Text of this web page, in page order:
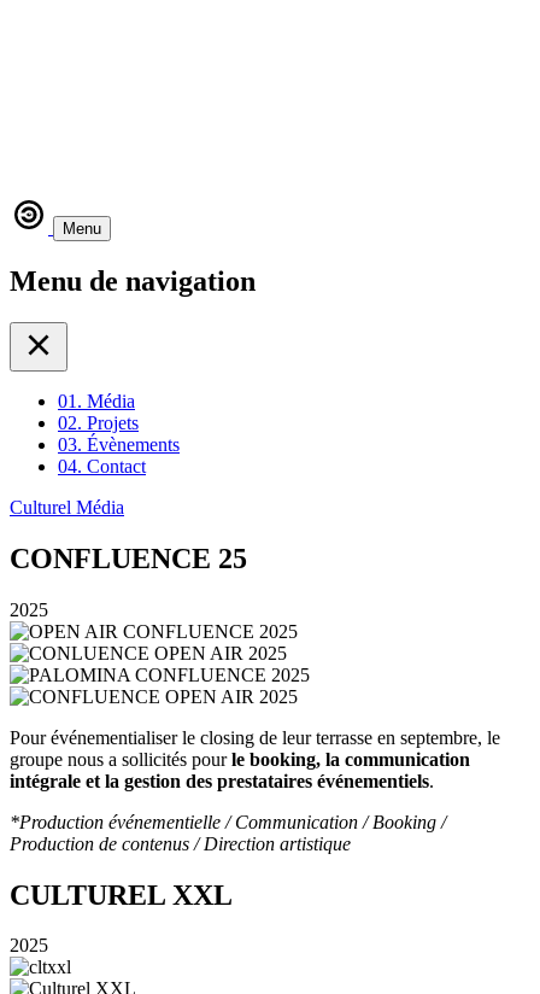
Menu
Menu de navigation
01. Média
02. Projets
03. Évènements
04. Contact
Culturel Média
CONFLUENCE 25
2025
Pour événementialiser le closing de leur terrasse en septembre, le
groupe nous a sollicités pourle booking, la communication
intégrale et la gestion des prestataires événementiels.
*Production événementielle / Communication / Booking /
Production de contenus / Direction artistique
CULTUREL XXL
2025